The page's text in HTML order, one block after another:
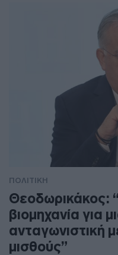
ΠΟΛΙΤΙΚΗ
Θεοδωρικάκος:
βιομηχανία για
ανταγωνιστική
μισθούς”